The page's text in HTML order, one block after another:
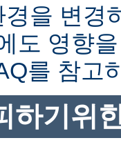
을 변경
도 영향
를 참고
하기위